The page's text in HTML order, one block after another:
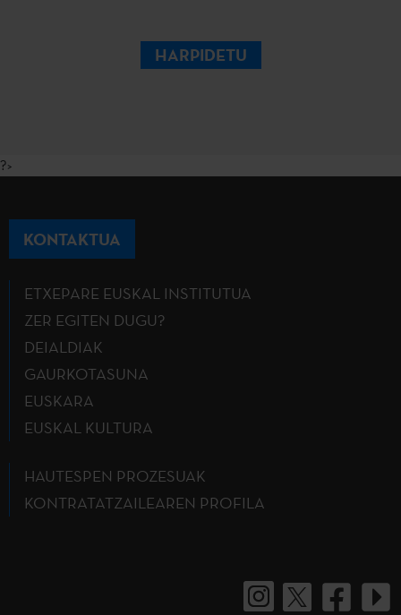
HARPIDETU
?>
KONTAKTUA
ETXEPARE EUSKAL INSTITUTUA
ZER EGITEN DUGU?
DEIALDIAK
GAURKOTASUNA
EUSKARA
EUSKAL KULTURA
HAUTESPEN PROZESUAK
KONTRATATZAILEAREN PROFILA